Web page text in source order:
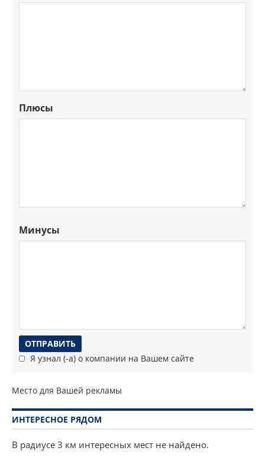
Плюсы
Минусы
Я узнал (-а) о компании на Вашем сайте
Место для Вашей рекламы
ИНТЕРЕСНОЕ РЯДОМ
В радиусе 3 км интересных мест не найдено.